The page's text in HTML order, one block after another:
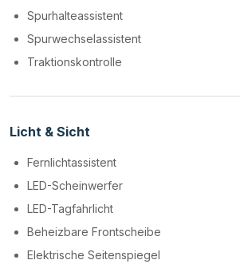
Spurhalteassistent
Spurwechselassistent
Traktionskontrolle
Licht & Sicht
Fernlichtassistent
LED-Scheinwerfer
LED-Tagfahrlicht
Beheizbare Frontscheibe
Elektrische Seitenspiegel